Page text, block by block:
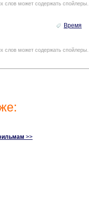
слов может содержать
Время
слов может содержать
>>